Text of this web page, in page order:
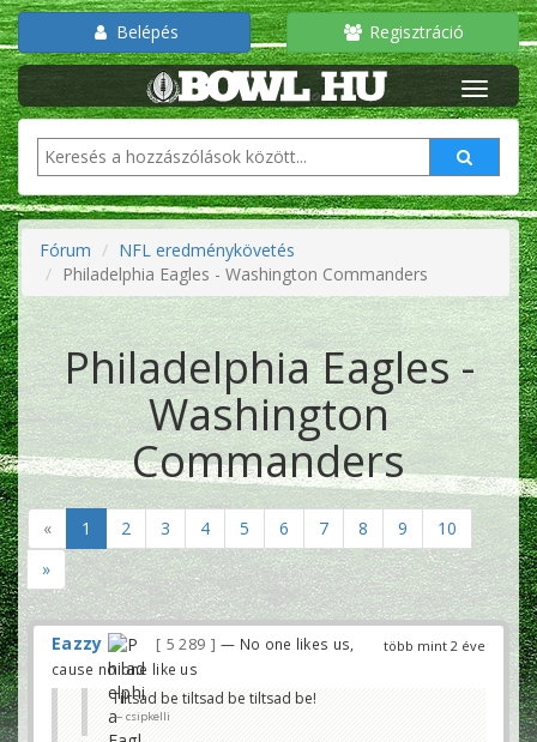
Belépés Regisztráció
Fórum
NFL eredménykövetés
Philadelphia Eagles - Washington Commanders
Philadelphia Eagles -
Washington
Commanders
« 1 2 3 4 5 6 7 8 9
10
»
több mint 2 éve
Eazzy 5 289
— No one likes us,
cause no one like us
Tiltsad be tiltsad be tiltsad be!
csipkelli